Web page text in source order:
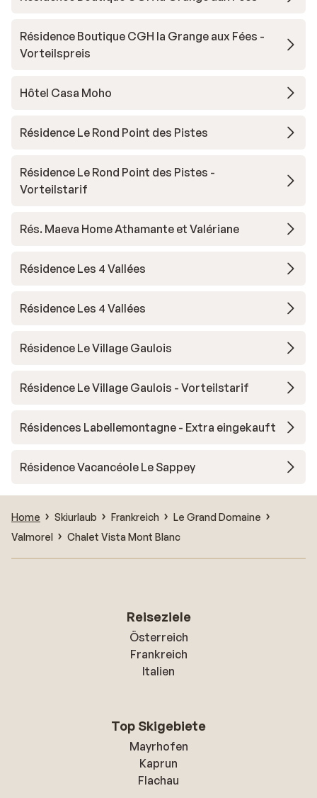
Résidence Boutique CGH la Grange aux Fées -
Vorteilspreis
Hôtel Casa Moho
Résidence Le Rond Point des Pistes
Résidence Le Rond Point des Pistes -
Vorteilstarif
Rés. Maeva Home Athamante et Valériane
Résidence Les 4 Vallées
Résidence Les 4 Vallées
Résidence Le Village Gaulois
Résidence Le Village Gaulois - Vorteilstarif
Résidences Labellemontagne - Extra eingekauft
Résidence Vacancéole Le Sappey
Home Skiurlaub Frankreich
Le Grand Domaine
Valmorel
Chalet Vista Mont Blanc
Reiseziele
Österreich
Frankreich
Italien
Top Skigebiete
Mayrhofen
Kaprun
Flachau